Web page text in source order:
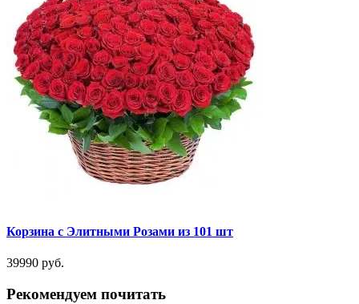
Корзина с Элитными Розами из 101 шт
39990 руб.
Рекомендуем почитать